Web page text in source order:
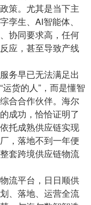
策。尤其是当下主
孪生、AI智能体、
协同要求高，任何
应，甚至导致产线
务早已无法满足出
货的人”，而是懂智
合合作伙伴。海尔
成功，恰恰证明了
托成熟供应链实现
，落地不到一年便
套跨境供应链物流
流平台，日日顺供
、落地、运营全流